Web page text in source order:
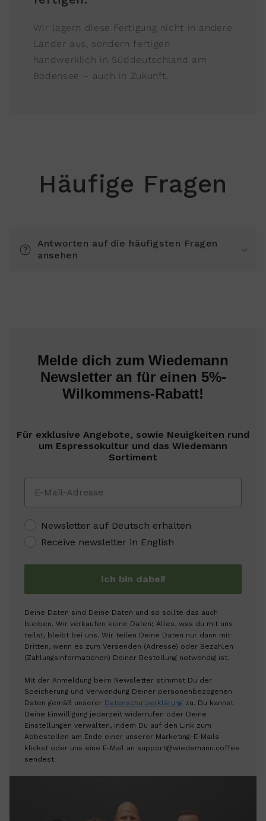
Wir lagern diese Fertigung nicht in andere
Länder aus, sondern fertigen
handwerklich in Süddeutschland am
Bodensee – auch in Zukunft.
Häufige Fragen
Antworten auf die häufigsten Fragen
ansehen
Melde dich zum Wiedemann
Newsletter an für einen 5%-
Wilkommens-Rabatt!
Für exklusive Angebote, sowie Neuigkeiten rund
um Espressokultur und das Wiedemann
Sortiment
Newsletter auf Deutsch erhalten
Receive newsletter in English
Ich bin dabei!
Deine Daten sind Deine Daten und so sollte das auch
bleiben. Wir verkaufen keine Daten; Alles, was du mit uns
teilst, bleibt bei uns. Wir teilen Deine Daten nur dann mit
Dritten, wenn es zum Versenden (Adresse) oder Bezahlen
(Zahlungsinformationen) Deiner Bestellung notwendig ist.
Mit der Anmeldung beim Newsletter stimmst Du der
Speicherung und Verwendung Deiner personenbezogenen
Daten gemäß unserer Datenschutzerklärungzu. Du kannst
Deine Einwilligung jederzeit widerrufen oder Deine
Einstellungen verwalten, indem Du auf den Link zum
Abbestellen am Ende einer unserer Marketing-E-Mails
klickst oder uns eine E-Mail an support@wiedemann.coffee
sendest.